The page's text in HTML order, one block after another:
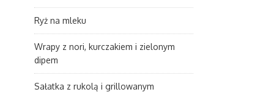
Ryż na mleku
Wrapy z nori, kurczakiem i zielonym
dipem
Sałatka z rukolą i grillowanym